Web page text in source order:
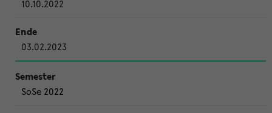
10.10.2022
03.02.2023
SoSe 2022